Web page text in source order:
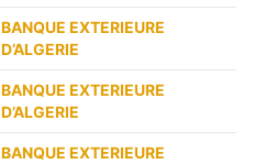
BANQUE EXTERIEURE
D’ALGERIE
BANQUE EXTERIEURE
D’ALGERIE
BANQUE EXTERIEURE